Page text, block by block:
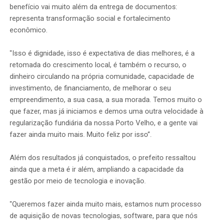
benefício vai muito além da entrega de documentos:
representa transformação social e fortalecimento
econômico.
"Isso é dignidade, isso é expectativa de dias melhores, é a
retomada do crescimento local, é também o recurso, o
dinheiro circulando na própria comunidade, capacidade de
investimento, de financiamento, de melhorar o seu
empreendimento, a sua casa, a sua morada. Temos muito o
que fazer, mas já iniciamos e demos uma outra velocidade à
regularização fundiária da nossa Porto Velho, e a gente vai
fazer ainda muito mais. Muito feliz por isso”.
Além dos resultados já conquistados, o prefeito ressaltou
ainda que a meta é ir além, ampliando a capacidade da
gestão por meio de tecnologia e inovação.
"Queremos fazer ainda muito mais, estamos num processo
de aquisição de novas tecnologias, software, para que nós